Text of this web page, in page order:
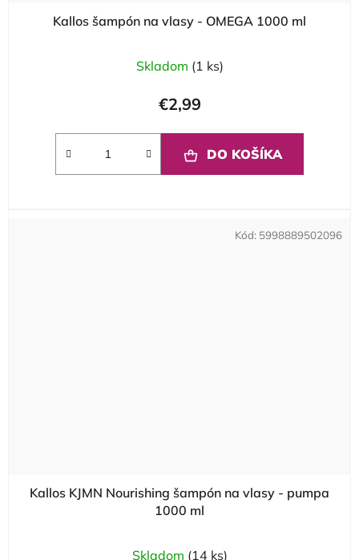
Kallos šampón na vlasy - OMEGA 1000 ml
Skladom (1 ks)
€2,99
DO KOŠÍKA
Kallos KJMN Nourishing šampón na vlasy - pumpa
1000 ml
Skladom (14 ks)
Kód: 5998889502096